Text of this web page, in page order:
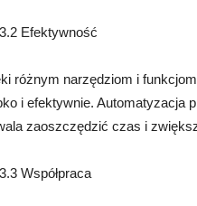
Efektywność
różnym narzędziom i
i efektywnie. Automatyzacja
zaoszczędzić czas i
Współpraca